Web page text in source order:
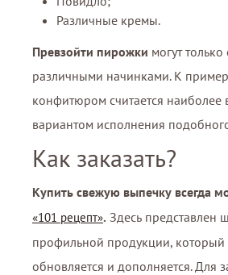
Различные кремы.
Превзойти пирожки могут
различными начинками. К
конфитюром считается наиболее
вариантом исполнения
Как заказать?
Купить свежую выпечку всегда
«101 рецепт». Здесь представлен
профильной продукции, который
обновляется и дополняется. Для